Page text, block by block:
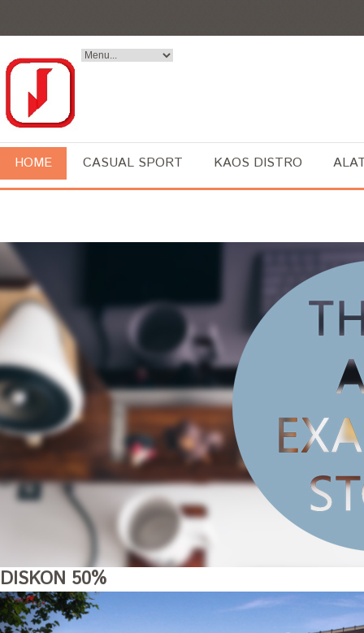
HOME CASUAL SPORT KAOS DISTRO
DISKON 50%